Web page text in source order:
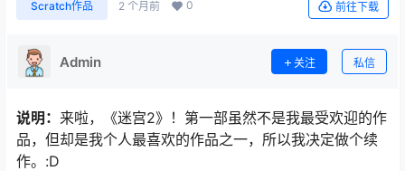
Scratch作品 2 个月前 0 前往下载
Admin 关注 私信
说明： 来啦，《迷宫2》！第一部虽然不是我最受欢迎的作
品，但却是我个人最喜欢的作品之一，所以我决定做个续
作。:D